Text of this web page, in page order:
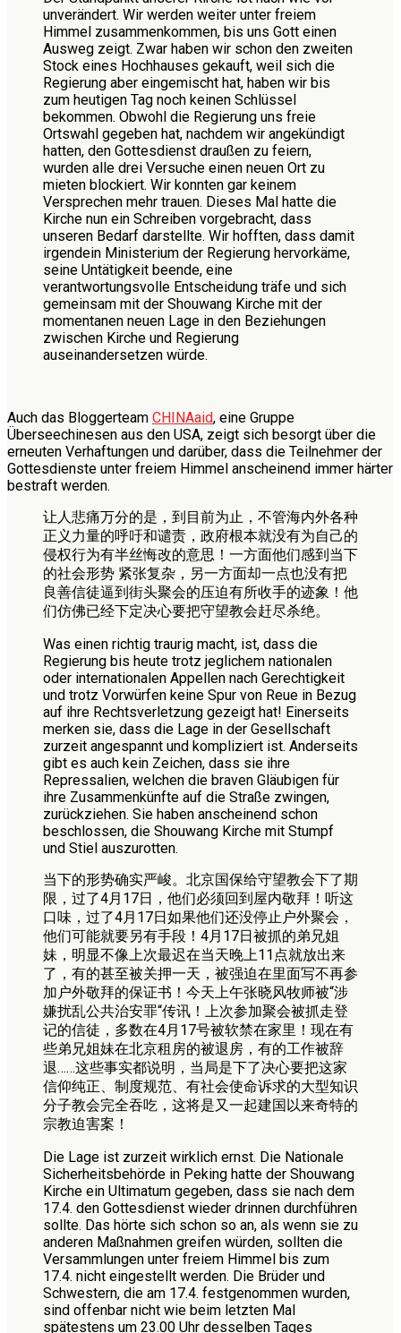
unverändert. Wir werden weiter unter freiem
Himmel zusammenkommen, bis uns Gott einen
Ausweg zeigt. Zwar haben wir schon den zweiten
Stock eines Hochhauses gekauft, weil sich die
Regierung aber eingemischt hat, haben wir bis
zum heutigen Tag noch keinen Schlüssel
bekommen. Obwohl die Regierung uns freie
Ortswahl gegeben hat, nachdem wir angekündigt
hatten, den Gottesdienst draußen zu feiern,
wurden alle drei Versuche einen neuen Ort zu
mieten blockiert. Wir konnten gar keinem
Versprechen mehr trauen. Dieses Mal hatte die
Kirche nun ein Schreiben vorgebracht, dass
unseren Bedarf darstellte. Wir hofften, dass damit
irgendein Ministerium der Regierung hervorkäme,
seine Untätigkeit beende, eine
verantwortungsvolle Entscheidung träfe und sich
gemeinsam mit der Shouwang Kirche mit der
momentanen neuen Lage in den Beziehungen
zwischen Kirche und Regierung
auseinandersetzen würde.
Auch das Bloggerteam CHINAaid, eine Gruppe
Überseechinesen aus den USA, zeigt sich besorgt über die
erneuten Verhaftungen und darüber, dass die Teilnehmer der
Gottesdienste unter freiem Himmel anscheinend immer härter
bestraft werden.
让人悲痛万分的是，到目前为止，不管海内外各种
正义力量的呼吁和谴责，政府根本就没有为自己的
侵权行为有半丝悔改的意思！一方面他们感到当下
的社会形势 紧张复杂，另一方面却一点也没有把
良善信徒逼到街头聚会的压迫有所收手的迹象！他
们仿佛已经下定决心要把守望教会赶尽杀绝。
Was einen richtig traurig macht, ist, dass die
Regierung bis heute trotz jeglichem nationalen
oder internationalen Appellen nach Gerechtigkeit
und trotz Vorwürfen keine Spur von Reue in Bezug
auf ihre Rechtsverletzung gezeigt hat! Einerseits
merken sie, dass die Lage in der Gesellschaft
zurzeit angespannt und kompliziert ist. Anderseits
gibt es auch kein Zeichen, dass sie ihre
Repressalien, welchen die braven Gläubigen für
ihre Zusammenkünfte auf die Straße zwingen,
zurückziehen. Sie haben anscheinend schon
beschlossen, die Shouwang Kirche mit Stumpf
und Stiel auszurotten.
当下的形势确实严峻。北京国保给守望教会下了期
限，过了4月17日，他们必须回到屋内敬拜！听这
口味，过了4月17日如果他们还没停止户外聚会，
他们可能就要另有手段！4月17日被抓的弟兄姐
妹，明显不像上次最迟在当天晚上11点就放出来
了，有的甚至被关押一天，被强迫在里面写不再参
加户外敬拜的保证书！今天上午张晓风牧师被“涉
嫌扰乱公共治安罪“传讯！上次参加聚会被抓走登
记的信徒，多数在4月17号被软禁在家里！现在有
些弟兄姐妹在北京租房的被退房，有的工作被辞
退……这些事实都说明，当局是下了决心要把这家
信仰纯正、制度规范、有社会使命诉求的大型知识
分子教会完全吞吃，这将是又一起建国以来奇特的
宗教迫害案！
Die Lage ist zurzeit wirklich ernst. Die Nationale
Sicherheitsbehörde in Peking hatte der Shouwang
Kirche ein Ultimatum gegeben, dass sie nach dem
17.4. den Gottesdienst wieder drinnen durchführen
sollte. Das hörte sich schon so an, als wenn sie zu
anderen Maßnahmen greifen würden, sollten die
Versammlungen unter freiem Himmel bis zum
17.4. nicht eingestellt werden. Die Brüder und
Schwestern, die am 17.4. festgenommen wurden,
sind offenbar nicht wie beim letzten Mal
spätestens um 23.00 Uhr desselben Tages